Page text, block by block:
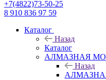
+7(4822)73-50-25
8 910 836 97 59
Каталог
Назад
Каталог
АЛМАЗНАЯ
Назад